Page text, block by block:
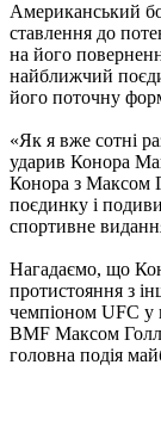
Американський
ставлення до
на його
найближчий
його поточну
«Як я вже сотні
ударив Конора
Конора з Максом
поєдинку і
спортивне
Нагадаємо, що
протистояння з
чемпіоном UFC у
BMF Максом
головна подія